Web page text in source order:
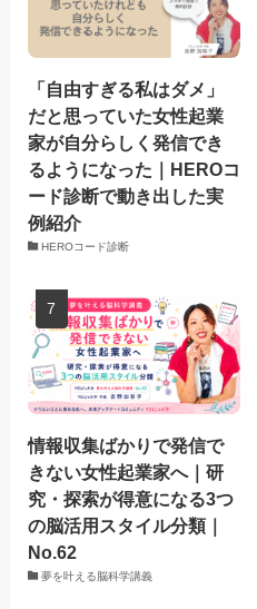
「自由すぎる私はダメ」
だと思っていた女性起業
家が自分らしく発信でき
るようになった｜HEROコ
ード診断で動き出した実
例紹介
HEROコード診断
情報収集ばかりで発信で
きない女性起業家へ｜研
究・探索が得意になる3つ
の脳活用スタイル分類｜
No.62
夢を叶える脳科学講義